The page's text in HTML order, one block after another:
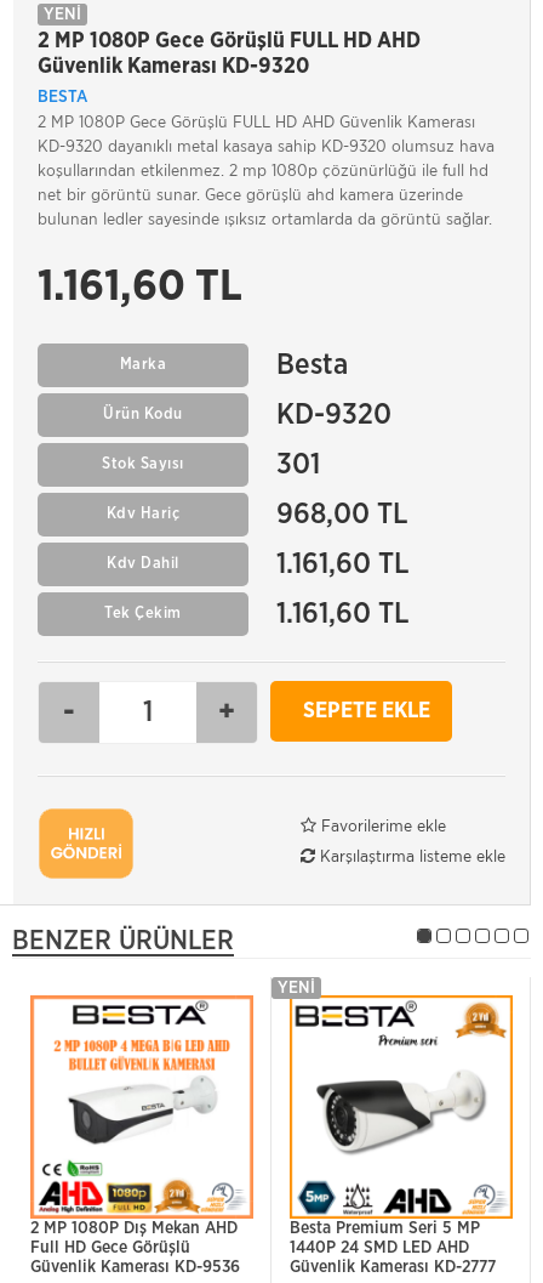
YENİ
2 MP 1080P Gece Görüşlü FULL HD AHD
Güvenlik Kamerası KD-9320
BESTA
2 MP 1080P Gece Görüşlü FULL HD AHD Güvenlik Kamerası
KD-9320 dayanıklı metal kasaya sahip KD-9320 olumsuz hava
koşullarından etkilenmez. 2 mp 1080p çözünürlüğü ile full hd
net bir görüntü sunar. Gece görüşlü ahd kamera üzerinde
bulunan ledler sayesinde ışıksız ortamlarda da görüntü sağlar.
1.161,60 TL
Marka Besta
Ürün Kodu KD-9320
Stok Sayısı 301
Kdv Hariç 968,00 TL
Kdv Dahil 1.161,60 TL
Tek Çekim 1.161,60 TL
- + SEPETE EKLE
Favorilerime ekle
Karşılaştırma listeme ekle
BENZER ÜRÜNLER
2 MP 1080P Dış Mekan AHD
Full HD Gece Görüşlü
Güvenlik Kamerası KD-9536
Besta Premium Seri 5 MP
1440P 24 SMD LED AHD
Güvenlik Kamerası KD-2777
YENI